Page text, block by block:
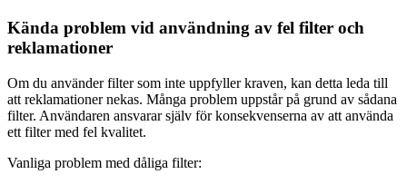
Kända problem vid användning av fel filter och
reklamationer
Om du använder filter som inte uppfyller kraven, kan detta leda till
att reklamationer nekas. Många problem uppstår på grund av sådana
filter. Användaren ansvarar själv för konsekvenserna av att använda
ett filter med fel kvalitet.
Vanliga problem med dåliga filter: